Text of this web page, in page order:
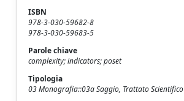
ISBN
978-3-030-59682-8
978-3-030-59683-5
Parole chiave
complexity; indicators; poset
Tipologia
03 Monografia::03a Saggio, Trattato Scientifico